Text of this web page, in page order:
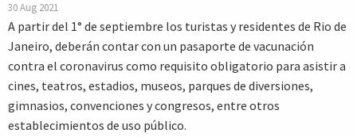
30 Aug 2021
A partir del 1° de septiembre los turistas y residentes de Rio de
Janeiro, deberán contar con un pasaporte de vacunación
contra el coronavirus como requisito obligatorio para asistir a
cines, teatros, estadios, museos, parques de diversiones,
gimnasios, convenciones y congresos, entre otros
establecimientos de uso público.